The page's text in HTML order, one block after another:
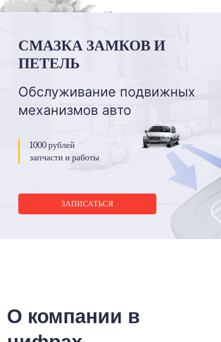
СМАЗКА ЗАМКОВ И
ПЕТЕЛЬ
Обслуживание подвижных
механизмов авто
1000 рублей
запчасти и работы
ЗАПИСАТЬСЯ
О компании в